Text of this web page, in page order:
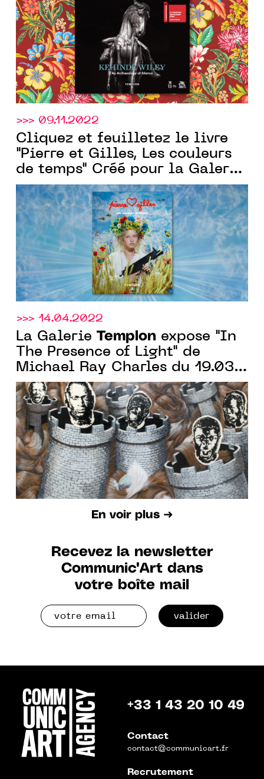
>>> 09.11.2022
Cliquez et feuilletez le livre
"Pierre et Gilles, Les couleurs
de temps" Créé pour la Galerie
Templonpar Communic'Art
>>> 14.04.2022
La Galerie Templon expose "In
The Presence of Light" de
Michael Ray Charles du 19.03
au 07.05.2022
En voir plus ➜
Recevez la newsletter
Communic'Art dans
votre boîte mail
valider
+33 1 43 20 10 49
Contact
contact@communicart.fr
Recrutement